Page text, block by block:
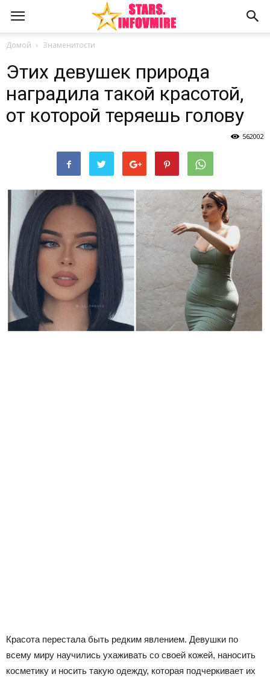
Домой Знаменитости
Этих девушек природа
наградила такой красотой,
от которой теряешь голову
562002
Красота перестала быть редким явлением. Девушки по
всему миру научились ухаживать со своей кожей, наносить
косметику и носить такую одежду, которая подчеркивает их